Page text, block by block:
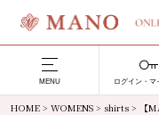
MENU ログイン・マ
HOME > WOMENS > shirts > 【